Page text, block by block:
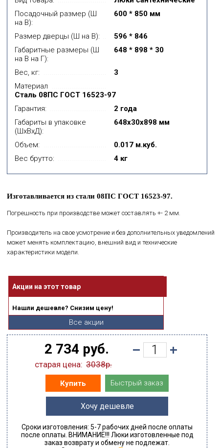
Посадочный размер (Ш
на В):
600 * 850 мм
Размер дверцы (Ш на В):
596 * 846
Габаритные размеры (Ш
на В на Г):
648 * 898 * 30
Вес, кг:
3
Материал
Сталь 08ПС ГОСТ 16523-97
Гарантия:
2 года
Габариты в упаковке
(ШхВхД):
648x30x898 мм
Объем:
0.017 м.куб.
Вес брутто:
4 кг
Изготавливается из стали 08ПС ГОСТ 16523-97.
Погрешность при производстве может составлять +- 2 мм.
Производитель на свое усмотрение и без дополнительных уведомлений
может менять комплектацию, внешний вид и технические
характеристики модели.
Акции на этот товар
Нашли дешевле? Снизим цену!
Все акции
2 734 руб.
старая цена: 3038р.
Купить Быстрый заказ
Хочу дешевле
Сроки изготовления: 5-7 рабочих дней после оплаты
после оплаты. ВНИМАНИЕ!!! Люки изготовленные под
заказ возврату и обмену не подлежат.